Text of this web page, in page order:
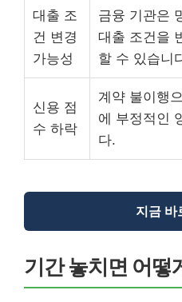
대출 조
건 변경
가능성
금융 기관은
대출 조건을
할 수 있습니
신용 점
수 하락
계약 불이행
에 부정적인
다.
지금 바
기간 놓치면 어떻